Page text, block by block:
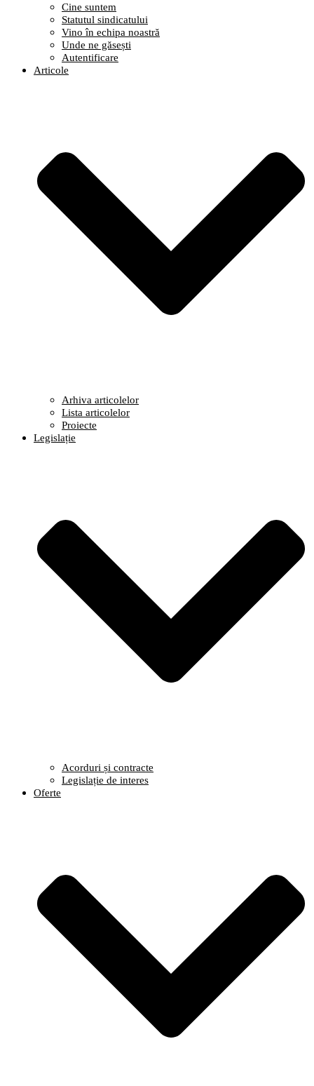
Cine suntem
Statutul sindicatului
Vino în echipa noastră
Unde ne găsești
Autentificare
Articole
Arhiva articolelor
Lista articolelor
Proiecte
Legislație
Acorduri și contracte
Legislație de interes
Oferte